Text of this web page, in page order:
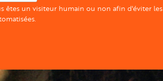
êtes un visiteur humain ou non afin d'éviter les